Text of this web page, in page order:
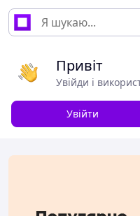
Привіт
Увійди і
Увійти